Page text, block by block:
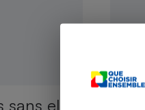
elle !